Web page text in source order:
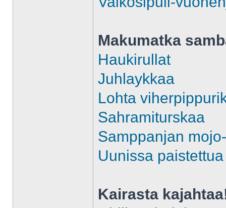
Makumatka
Haukirullat
Juhlaykkaa
Lohta
Sahramiturskaa
Samppanjan
Uunissa
Kairasta